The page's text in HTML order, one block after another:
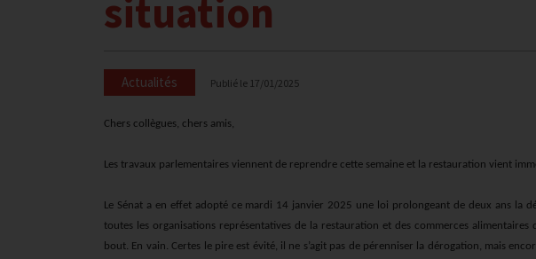
situation
Actualités Publié le 17/01/2025
Chers collègues, chers amis,
Les travaux parlementaires viennent de reprendre cette semaine et la restauration vient
Le Sénat a en effet adopté ce mardi 14 janvier 2025 une loi prolongeant de deux ans la
toutes les organisations représentatives de la restauration et des commerces alimentaires
bout. En vain. Certes le pire est évité, il ne s’agit pas de pérenniser la dérogation, mais